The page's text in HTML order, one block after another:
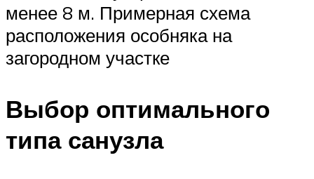
менее 8 м. Примерная схема
расположения особняка на
загородном участке
Выбор оптимального
типа санузла